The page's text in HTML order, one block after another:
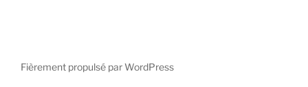
Fièrement propulsé par WordPress